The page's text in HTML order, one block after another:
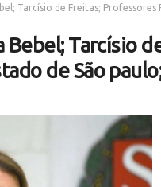
Tarcísio de Freitas; Professores
Bebel; Tarcísio
de São